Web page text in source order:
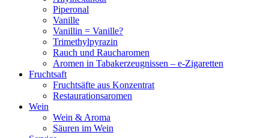
Piperonal
Vanille
Vanillin = Vanille?
Trimethylpyrazin
Rauch und Raucharomen
Aromen in Tabakerzeugnissen – e-Zigaretten
Fruchtsaft
Fruchtsäfte aus Konzentrat
Restaurationsaromen
Wein
Wein & Aroma
Säuren im Wein